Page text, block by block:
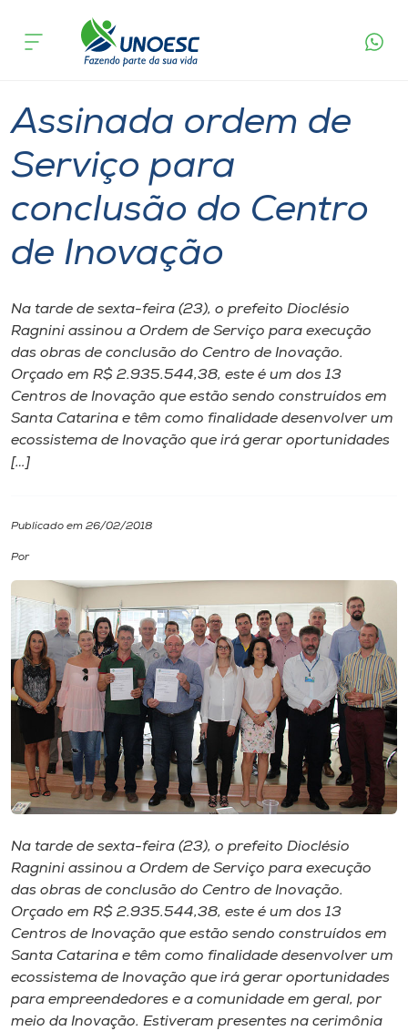
Cursos
Pesquisa
Atendimento ao Estudante
Portal de Ensino
A
Unoesc
Internacionalização
I.nova
Cultura
CPA
Biblioteca
Editora
Rádio
Unoesc
Store
o idioma
acontece
Assinada ordem de
Serviço para
conclusão do Centro
de Inovação
Na tarde de sexta-feira (23), o prefeito Dioclésio
Ragnini assinou a Ordem de Serviço para execução
das obras de conclusão do Centro de Inovação.
Orçado em R$ 2.935.544,38, este é um dos 13
Centros de Inovação que estão sendo construídos em
Santa Catarina e têm como finalidade desenvolver um
ecossistema de Inovação que irá gerar oportunidades
[…]
Publicado em 26/02/2018
Por
Na tarde de sexta-feira (23), o prefeito Dioclésio
Ragnini assinou a Ordem de Serviço para execução
das obras de conclusão do Centro de Inovação.
Orçado em R$ 2.935.544,38, este é um dos 13
Centros de Inovação que estão sendo construídos em
Santa Catarina e têm como finalidade desenvolver um
ecossistema de Inovação que irá gerar oportunidades
para empreendedores e a comunidade em geral, por
meio da Inovação. Estiveram presentes na cerimônia